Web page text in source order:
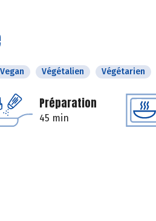
Vegan Végétalien Végétarien
Préparation
45 min